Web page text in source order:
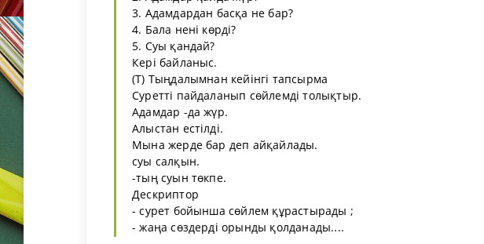
3. Адамдардан басқа не бар?
4. Бала нені көрді?
5. Суы қандай?
Кері байланыс.
(Т) Тыңдалымнан кейінгі тапсырма
Суретті пайдаланып сөйлемді толықтыр.
Адамдар -да жүр.
Алыстан естілді.
Мына жерде бар деп айқайлады.
суы салқын.
-тың суын төкпе.
Дескриптор
- сурет бойынша сөйлем құрастырады ;
- жаңа сөздерді орынды қолданады....